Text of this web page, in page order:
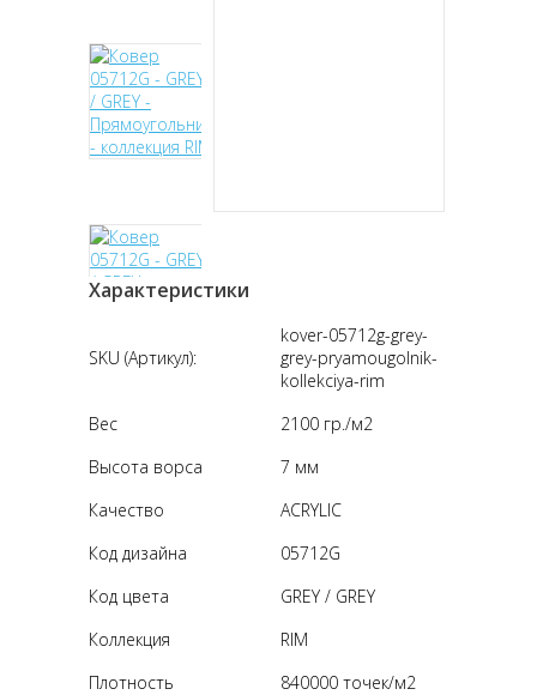
Характеристики
SKU (Артикул):
kover-05712g-grey-
grey-pryamougolnik-
kollekciya-rim
Вес
2100 гр./м2
Высота ворса
7 мм
Качество
ACRYLIC
Код дизайна
05712G
Код цвета
GREY / GREY
Коллекция
RIM
Плотность
840000 точек/м2